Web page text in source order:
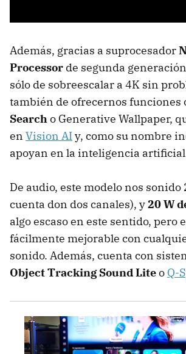
Además, gracias a suprocesador
Processor de segunda
sólo de sobreescalar a 4K sin
también de ofrecernos funciones
Searcho Generative Wallpaper,
en Vision AIy, como su nombre
apoyan en la inteligencia artificial
De audio, este modelo nos sonido
cuenta don dos canales), y20 W
algo escaso en este sentido, pero
fácilmente mejorable con
sonido. Además, cuenta con
Object Tracking Sound Liteo Q-